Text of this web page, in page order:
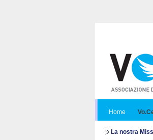
Home
La nostra